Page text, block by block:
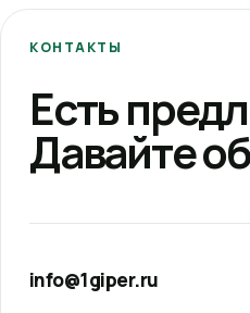
КОНТАКТЫ
Есть
Давайте
info@1giper.ru